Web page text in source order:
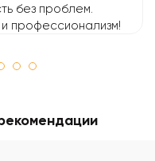
без проблем.
профессионализм!